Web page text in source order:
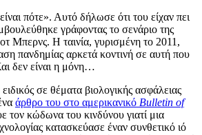
πότε». Αυτό δήλωσε ότι του είχαν πει
γράφοντας το σενάριο της
Μπερνς. Η ταινία, γυρισμένη το 2011,
πανδημίας αρκετά κοντινή σε αυτή που
δεν είναι η μόνη…
σε θέματα βιολογικής ασφάλειας
άρθρο του στο αμερικανικό Bulletin of
τον κώδωνα του κινδύνου γιατί μια
κατασκεύασε έναν συνθετικό ιό